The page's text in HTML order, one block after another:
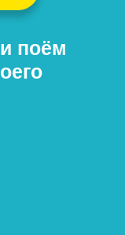
—
как
поём